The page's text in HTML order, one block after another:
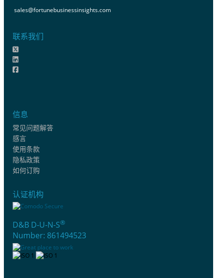
sales@fortunebusinessinsights.com
联系我们
信息
常见问题解答
感言
使用条款
隐私政策
如何订购
认证机构
D&B D-U-N-S®
Number: 861494523